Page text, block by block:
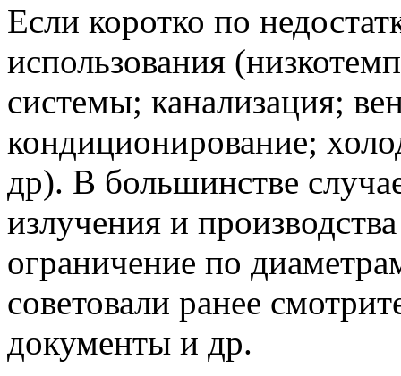
Если коротко по
использования
системы; канализация;
кондиционирование;
др). В большинстве
излучения и
ограничение по
советовали ранее
документы и др.